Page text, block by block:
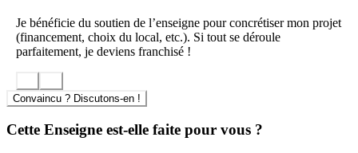
Je bénéficie du soutien de l’enseigne pour concrétiser mon projet
(financement, choix du local, etc.). Si tout se déroule
parfaitement, je deviens franchisé !
Convaincu ? Discutons-en !
Cette Enseigne est-elle faite pour vous ?